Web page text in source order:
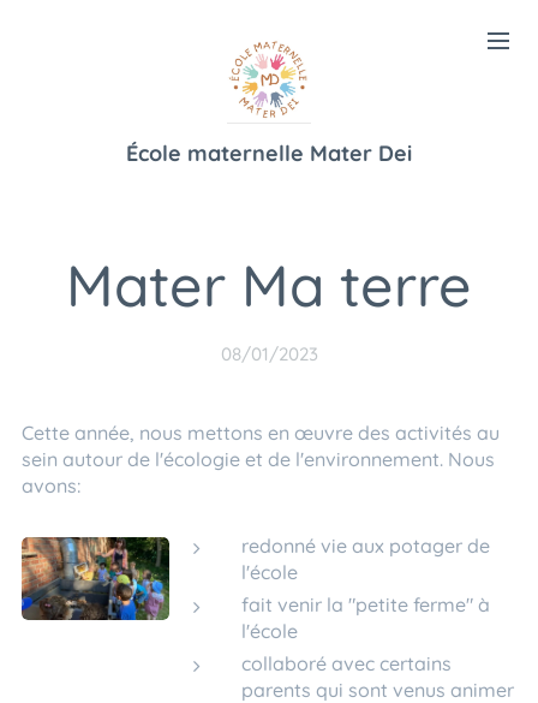
École maternelle Mater Dei
Mater Ma terre
08/01/2023
Cette année, nous mettons en œuvre des activités au
sein autour de l'écologie et de l'environnement. Nous
avons:
redonné vie aux potager de
l'école
fait venir la "petite ferme" à
l'école
collaboré avec certains
parents qui sont venus animer